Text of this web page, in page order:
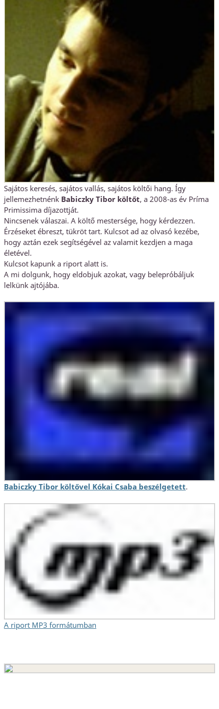
Sajátos keresés, sajátos vallás, sajátos költői hang. Így
jellemezhetnénk Babiczky Tibor költőt, a 2008-as év Príma
Primissima díjazottját.
Nincsenek válaszai. A költő mestersége, hogy kérdezzen.
Érzéseket ébreszt, tükröt tart. Kulcsot ad az olvasó kezébe,
hogy aztán ezek segítségével az valamit kezdjen a maga
életével.
Kulcsot kapunk a riport alatt is.
A mi dolgunk, hogy eldobjuk azokat, vagy belepróbáljuk
lelkünk ajtójába.
Babiczky Tibor költővel Kókai Csaba beszélgetett.
A riport MP3 formátumban